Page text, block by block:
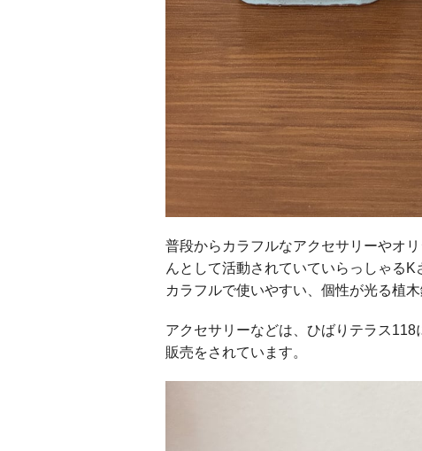
普段からカラフルなアクセサリーやオ
んとして活動されていていらっしゃる
カラフルで使いやすい、個性が光る植木
アクセサリーなどは、ひばりテラス
販売をされています。